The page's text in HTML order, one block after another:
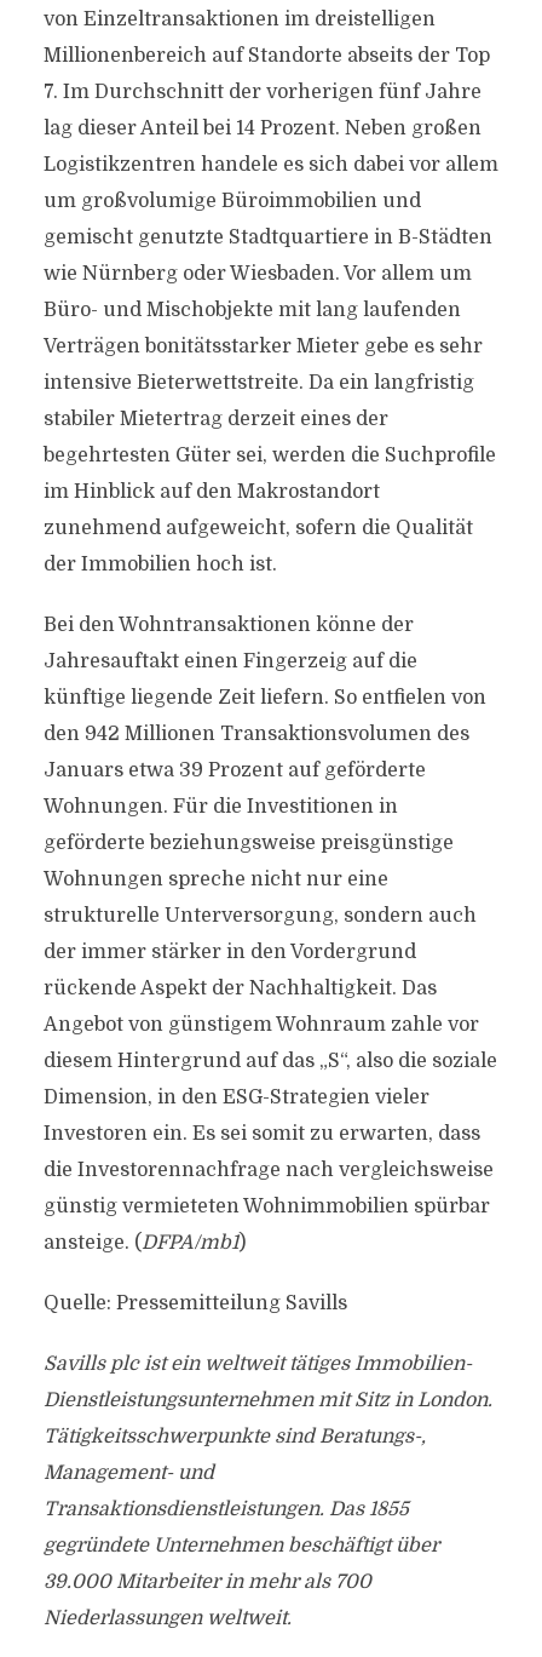
von Einzeltransaktionen im dreistelligen
Millionenbereich auf Standorte abseits der Top
7. Im Durchschnitt der vorherigen fünf Jahre
lag dieser Anteil bei 14 Prozent. Neben großen
Logistikzentren handele es sich dabei vor allem
um großvolumige Büroimmobilien und
gemischt genutzte Stadtquartiere in B-Städten
wie Nürnberg oder Wiesbaden. Vor allem um
Büro- und Mischobjekte mit lang laufenden
Verträgen bonitätsstarker Mieter gebe es sehr
intensive Bieterwettstreite. Da ein langfristig
stabiler Mietertrag derzeit eines der
begehrtesten Güter sei, werden die Suchprofile
im Hinblick auf den Makrostandort
zunehmend aufgeweicht, sofern die Qualität
der Immobilien hoch ist.
Bei den Wohntransaktionen könne der
Jahresauftakt einen Fingerzeig auf die
künftige liegende Zeit liefern. So entfielen von
den 942 Millionen Transaktionsvolumen des
Januars etwa 39 Prozent auf geförderte
Wohnungen. Für die Investitionen in
geförderte beziehungsweise preisgünstige
Wohnungen spreche nicht nur eine
strukturelle Unterversorgung, sondern auch
der immer stärker in den Vordergrund
rückende Aspekt der Nachhaltigkeit. Das
Angebot von günstigem Wohnraum zahle vor
diesem Hintergrund auf das „S“, also die soziale
Dimension, in den ESG-Strategien vieler
Investoren ein. Es sei somit zu erwarten, dass
die Investorennachfrage nach vergleichsweise
günstig vermieteten Wohnimmobilien spürbar
ansteige. (DFPA/mb1)
Quelle: Pressemitteilung Savills
Savills plc ist ein weltweit tätiges Immobilien-
Dienstleistungsunternehmen mit Sitz in London.
Tätigkeitsschwerpunkte sind Beratungs-,
Management- und
Transaktionsdienstleistungen. Das 1855
gegründete Unternehmen beschäftigt über
39.000 Mitarbeiter in mehr als 700
Niederlassungen weltweit.